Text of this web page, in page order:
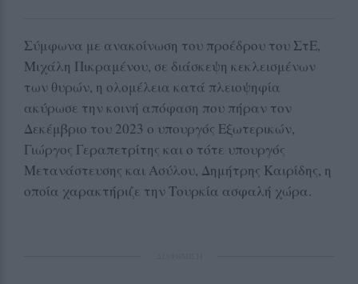
Σύμφωνα με ανακοίνωση του προέδρου του ΣτΕ,
Μιχάλη Πικραμένου, σε διάσκεψη κεκλεισμένων
των θυρών, η ολομέλεια κατά πλειοψηφία
ακύρωσε την κοινή απόφαση που πήραν τον
Δεκέμβριο του 2023 ο υπουργός Εξωτερικών,
Γιώργος Γεραπετρίτης και ο τότε υπουργός
Μετανάστευσης και Ασύλου, Δημήτρης Καιρίδης, η
οποία χαρακτήριζε την Τουρκία ασφαλή χώρα.